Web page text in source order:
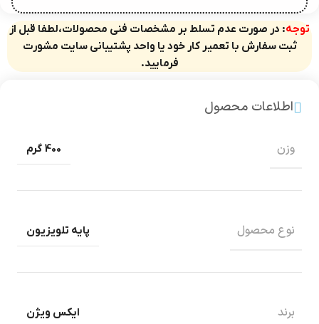
توجه: در صورت عدم تسلط بر مشخصات فنی محصولات،لطفا قبل از
ثبت سفارش با تعمیر کار خود یا واحد پشتیبانی سایت مشورت
فرمایید.
اطلاعات محصول
وزن 400 گرم
نوع محصول پایه تلویزیون
برند ایکس ویژن